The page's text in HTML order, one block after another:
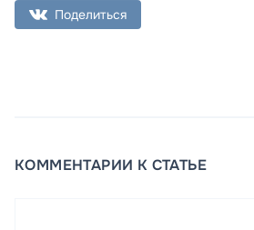
Поделиться
КОММЕНТАРИИ К СТАТЬЕ